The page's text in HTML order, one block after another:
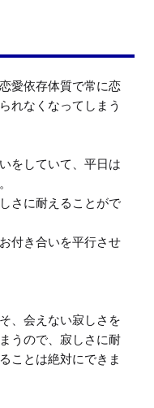
愛依存体質で常に恋
れなくなってしまう
をしていて、平日は
さに耐えることがで
付き合いを平行させ
、会えない寂しさを
うので、寂しさに耐
ことは絶対にできま